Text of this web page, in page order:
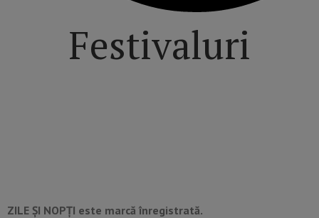
Festivaluri
ZILE ȘI NOPȚI este marcă înregistrată.